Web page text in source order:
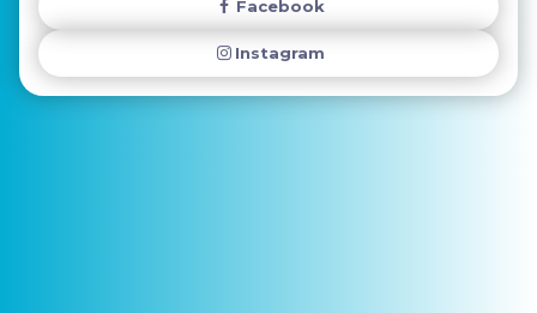
Facebook
Instagram